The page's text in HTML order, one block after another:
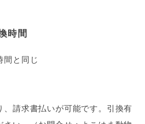
時間
間と同じ
、請求書払いが可能です。引換有